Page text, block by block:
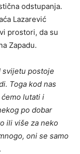
odstupanja.
Lazarević
prostori, da su
Zapadu.
svijetu postoje
Toga kod nas
lutati i
po dobar
ili više za neko
oni se samo